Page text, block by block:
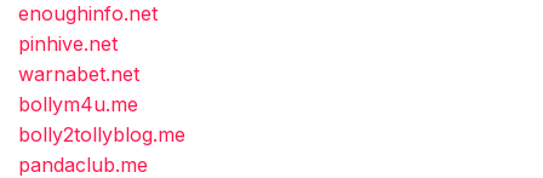
enoughinfo.net
pinhive.net
warnabet.net
bollym4u.me
bolly2tollyblog.me
pandaclub.me